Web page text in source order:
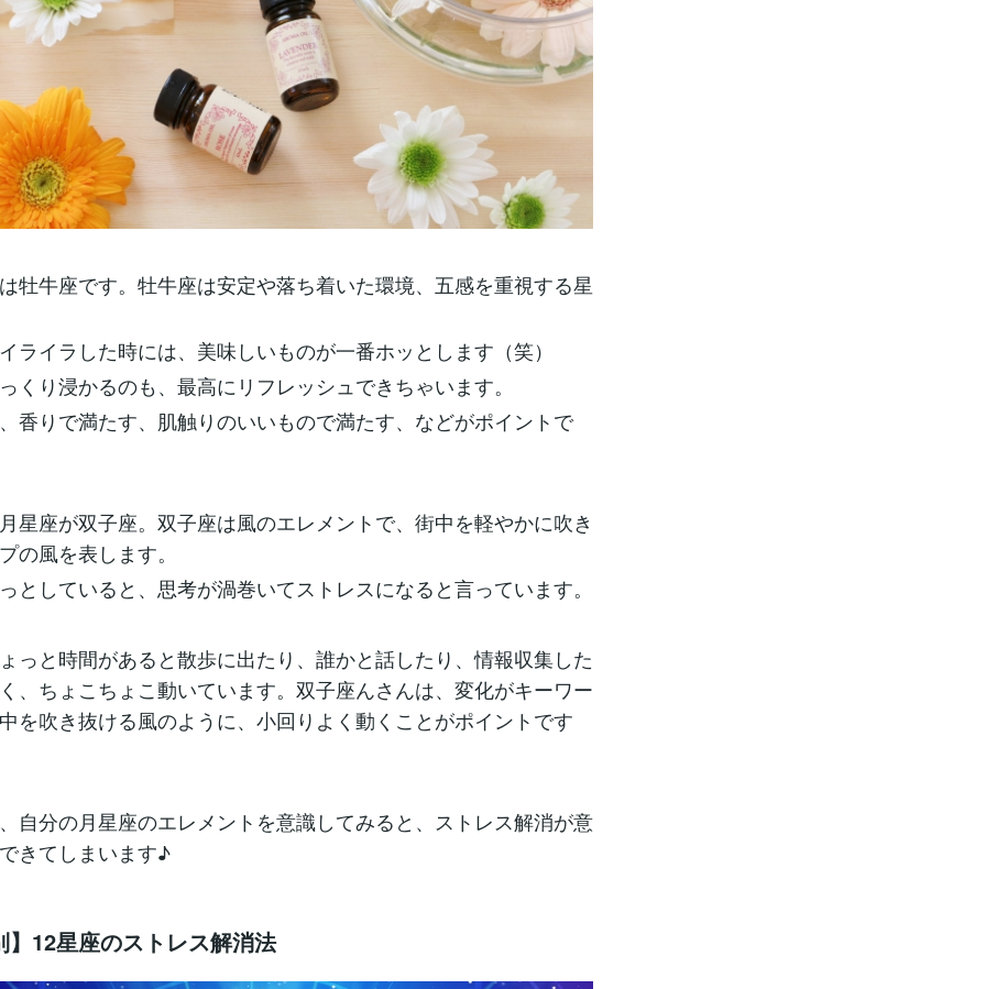
牡牛座です。牡牛座は安定や落ち着いた環境、五感を重視する星
ライラした時には、美味しいものが一番ホッとします（笑）
くり浸かるのも、最高にリフレッシュできちゃいます。
香りで満たす、肌触りのいいもので満たす、などがポイントで
星座が双子座。双子座は風のエレメントで、街中を軽やかに吹き
の風を表します。
としていると、思考が渦巻いてストレスになると言っています。
っと時間があると散歩に出たり、誰かと話したり、情報収集した
、ちょこちょこ動いています。双子座んさんは、変化がキーワー
を吹き抜ける風のように、小回りよく動くことがポイントです
自分の月星座のエレメントを意識してみると、ストレス解消が意
きてしまいます♪
】12星座のストレス解消法